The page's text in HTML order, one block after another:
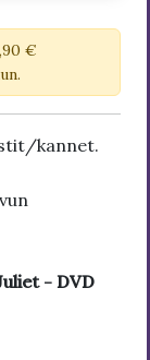
€
kannet.
- DVD